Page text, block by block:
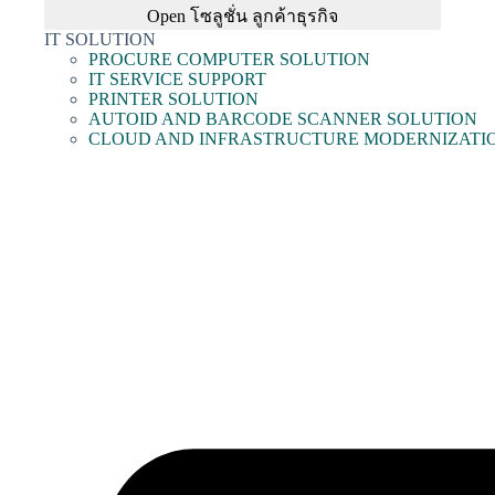
Open โซลูชั่น ลูกค้าธุรกิจ
IT SOLUTION
PROCURE COMPUTER SOLUTION
IT SERVICE SUPPORT
PRINTER SOLUTION
AUTOID AND BARCODE SCANNER SOLUTION
CLOUD AND INFRASTRUCTURE